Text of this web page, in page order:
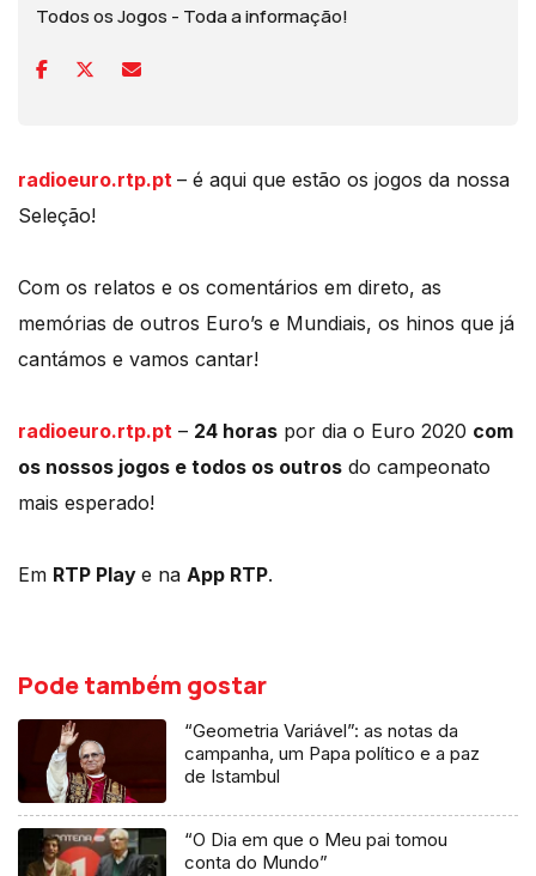
Todos os Jogos - Toda a informação!
radioeuro.rtp.pt – é aqui que estão os jogos da nossa
Seleção!
Com os relatos e os comentários em direto, as
memórias de outros Euro’s e Mundiais, os hinos que já
cantámos e vamos cantar!
radioeuro.rtp.pt – 24 horas por dia o Euro 2020 com
os nossos jogos e todos os outros do campeonato
mais esperado!
Em RTP Play e na App RTP.
Pode também gostar
“Geometria Variável”: as notas da
campanha, um Papa político e a paz
de Istambul
“O Dia em que o Meu pai tomou
conta do Mundo”